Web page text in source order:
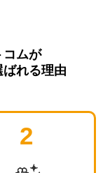
コムが
れる理由
2